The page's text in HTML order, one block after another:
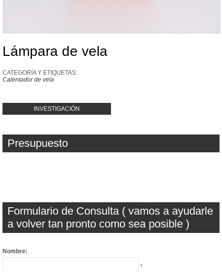
Lámpara de vela
CATEGORÍA Y ETIQUETAS:
Calentador de vela
INVESTIGACIÓN
Presupuesto
Formulario de Consulta ( vamos a ayudarle
a volver tan pronto como sea posible )
Nombre:
*